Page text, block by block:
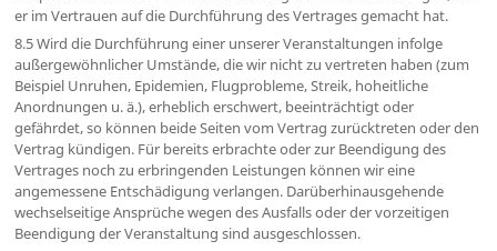
er im Vertrauen auf die Durchführung des Vertrages gemacht hat.
8.5 Wird die Durchführung einer unserer Veranstaltungen infolge
außergewöhnlicher Umstände, die wir nicht zu vertreten haben (zum
Beispiel Unruhen, Epidemien, Flugprobleme, Streik, hoheitliche
Anordnungen u. ä.), erheblich erschwert, beeinträchtigt oder
gefährdet, so können beide Seiten vom Vertrag zurücktreten oder den
Vertrag kündigen. Für bereits erbrachte oder zur Beendigung des
Vertrages noch zu erbringenden Leistungen können wir eine
angemessene Entschädigung verlangen. Darüberhinausgehende
wechselseitige Ansprüche wegen des Ausfalls oder der vorzeitigen
Beendigung der Veranstaltung sind ausgeschlossen.